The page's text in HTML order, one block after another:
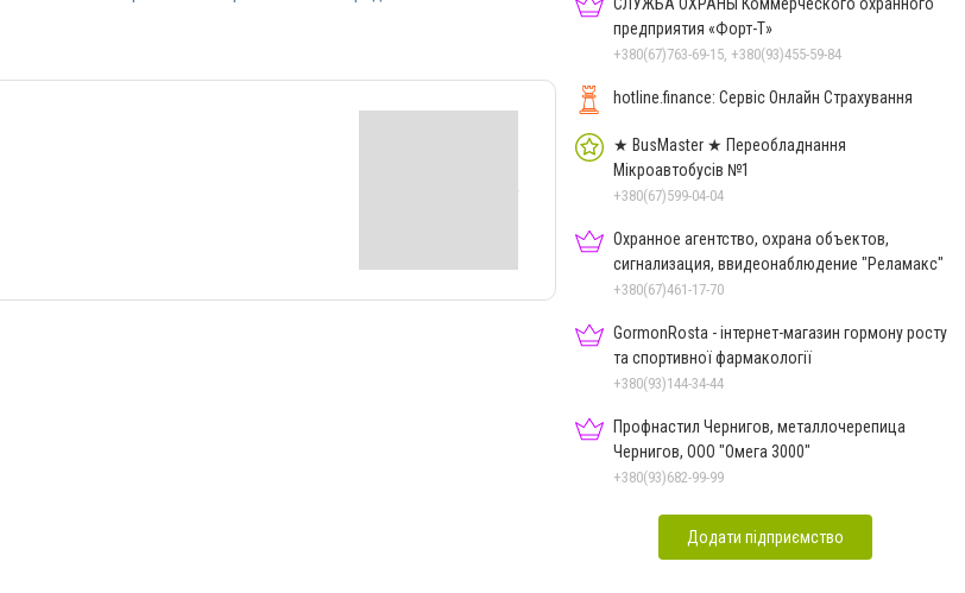
предприятия «Форт-Т»
+380(67)763-69-15, +380(93)455-59-84
hotline.finance: Сервіс Онлайн Страхування
★ BusMaster ★ Переобладнання
Мікроавтобусів №1
+380(67)599-04-04
Охранное агентство, охрана объектов,
сигнализация, ввидеонаблюдение "Реламакс"
+380(67)461-17-70
GormonRosta - інтернет-магазин гормону росту
та спортивної фармакології
+380(93)144-34-44
Профнастил Чернигов, металлочерепица
Чернигов, ООО "Омега 3000"
+380(93)682-99-99
Додати підприємство